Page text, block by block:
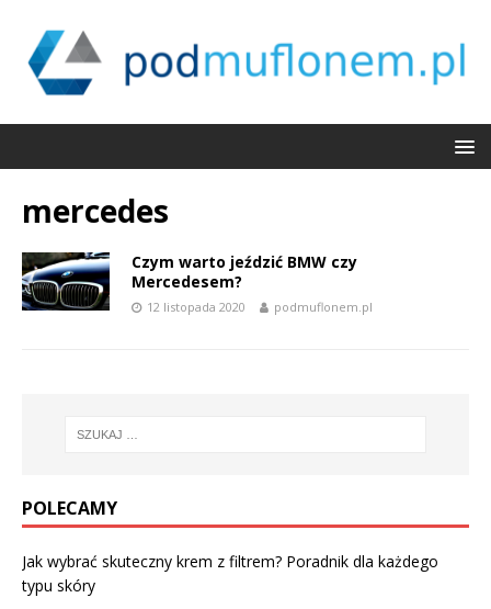
mercedes
Czym warto jeździć BMW czy
Mercedesem?
12 listopada 2020 podmuflonem.pl
POLECAMY
Jak wybrać skuteczny krem z filtrem? Poradnik dla każdego
typu skóry